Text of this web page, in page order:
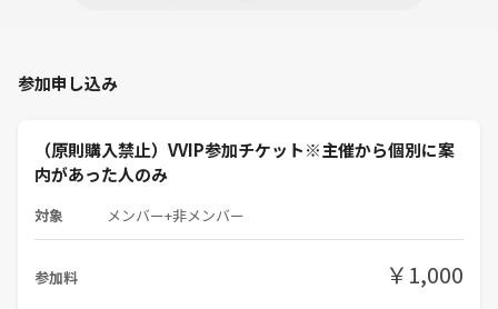
-------------------------------------
『マダミスを通じた友だちつくり』
マーダーミステリー初心者・未経験者限定。
PITMIL（ピットミル）で友だちをつくるマーダーミステリー をしましょ
※2025年8月より"大人のミステリークラブ"から"PITMIL-Mystery's"へ
参加申し込み
（原則購入禁止）VVIP参加チケット※主催から個別に案
内があった人のみ
対象 メンバー+非メンバー
参加料 ￥1,000